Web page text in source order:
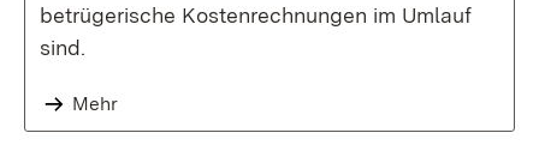
betrügerische Kostenrechnungen im Umlauf
sind.
Mehr